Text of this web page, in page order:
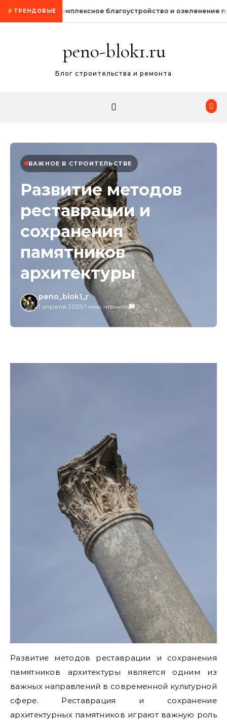
Промотать к содержимому
ТРЕНДОВЫЕКомплексное благоустройство и озеленение
peno-blok1.ru
Блог строительства и ремонта
ВАЖНОЕ В СТРОИТЕЛЬСТВЕ
Развитие методов
реставрации и
сохранения
памятников
архитектуры
peno_blok1_r
1 апреля 2025/1 мин. чтения/ 0
Развитие методов реставрации и сохранения
памятников архитектуры является одним из
важных направлений в современной культурной
сфере. Реставрация и сохранение
архитектурных памятников играют важную роль